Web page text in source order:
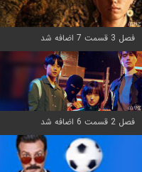
فصل 3 قسمت 7 اضافه شد
فصل 2 قسمت 6 اضافه شد